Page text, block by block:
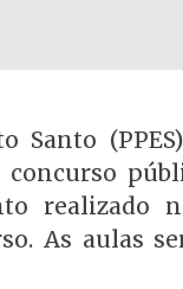
concurso
realizado
As aulas